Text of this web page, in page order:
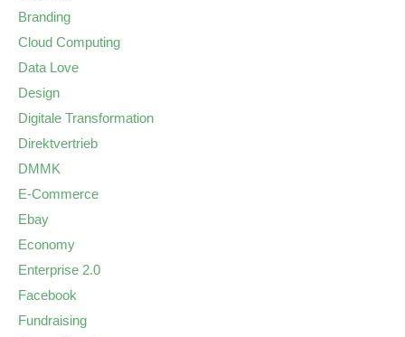
Branding
Cloud Computing
Data Love
Design
Digitale Transformation
Direktvertrieb
DMMK
E-Commerce
Ebay
Economy
Enterprise 2.0
Facebook
Fundraising